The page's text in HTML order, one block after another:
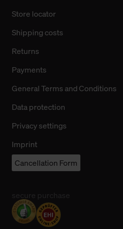
Store locator
Shipping costs
Returns
Payments
General Terms and Conditions
Data protection
Privacy settings
Imprint
Cancellation Form